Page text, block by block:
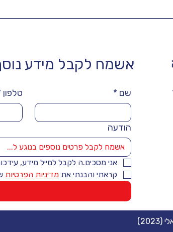
שם * טלפון
הודעה
אני מסכים.ה לקבל למייל מידע,
קראתי והבנתי את מדיניות הפרטיות
אשמח לקבל מידע